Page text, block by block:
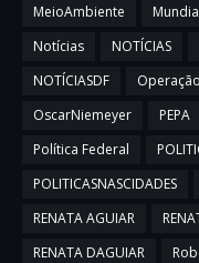
MeioAmbiente
Notícias
NOTÍCIAS
NOTÍCIASDF
OscarNiemeyer
PEPA
Política Federal
POLITICASNASCIDADES
RENATA AGUIAR
RENATA DAGUIAR